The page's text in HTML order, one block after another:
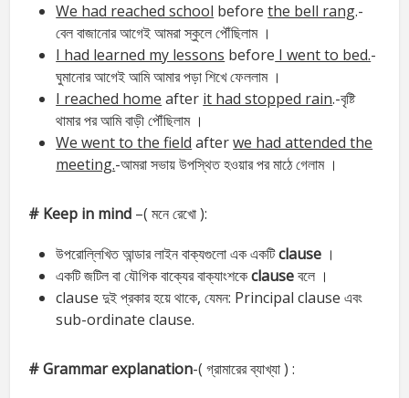
We had reached school beforethe bell rang.-
বেল বাজানোর আগেই আমরা স্কুলে পৌঁছিলাম ।
I had learned my lessons before I went to bed.-
ঘুমানোর আগেই আমি আমার পড়া শিখে ফেললাম ।
I reached home after it had stopped rain.-বৃষ্টি
থামার পর আমি বাড়ী পৌঁছিলাম ।
We went to the field afterwe had attended the
meeting.-আমরা সভায় উপস্থিত হওয়ার পর মাঠে গেলাম ।
# Keep in mind –( মনে রেখো ):
উপরোল্লিখিত আন্ডার লাইন বাক্যগুলো এক একটিclause ।
একটি জটিল বা যৌগিক বাক্যের বাক্যাংশকেclauseবলে ।
clause দুই প্রকার হয়ে থাকে, যেমন: Principal clause এবং
sub-ordinate clause.
# Grammar explanation-( গ্রামারের ব্যাখ্যা ) :